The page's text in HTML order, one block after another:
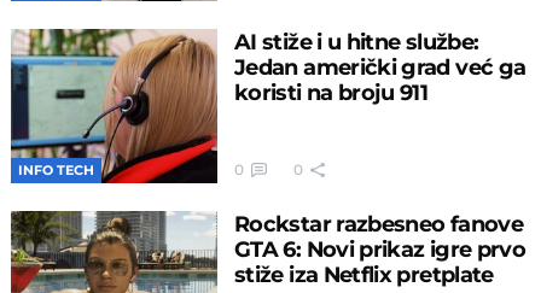
INFO TECH
AI stiže i u hitne službe:
Jedan američki grad već ga
koristi na broju 911
0 0
Rockstar razbesneo fanove
GTA 6: Novi prikaz igre prvo
stiže iza Netflix pretplate